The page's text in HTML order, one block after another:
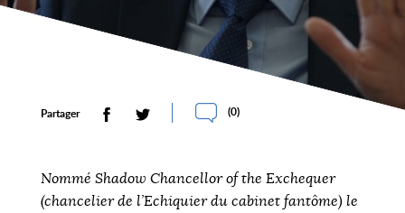
Partager (0)
Nommé Shadow Chancellor of the Exchequer
(chancelier de l’Echiquier du cabinet fantôme) le